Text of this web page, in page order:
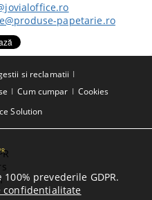
papetarie.ro
Solution
si reclamatii
Cum cumpar Cookies
prevederile GDPR.
confidentialitate